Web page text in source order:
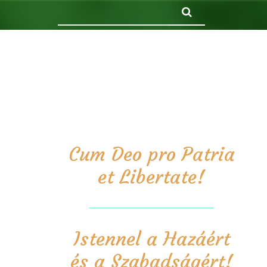
Cum Deo pro Patria
et Libertate!
Istennel a Hazáért
és a Szabadságért!